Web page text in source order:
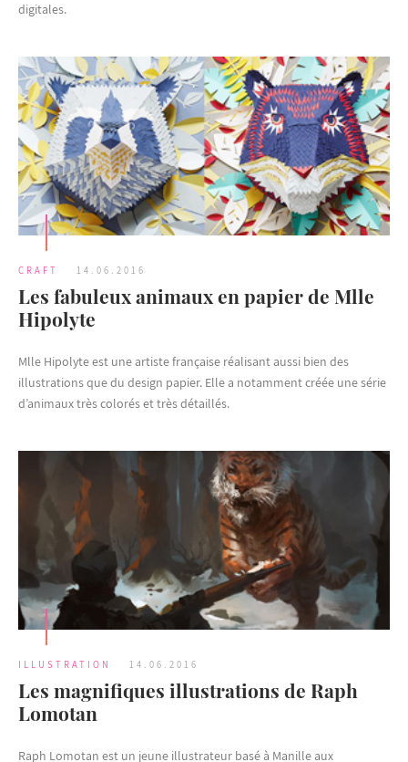
digitales.
CRAFT 14.06.2016
Les fabuleux animaux en papier de Mlle
Hipolyte
Mlle Hipolyte est une artiste française réalisant aussi bien des
illustrations que du design papier. Elle a notamment créée une série
d’animaux très colorés et très détaillés.
ILLUSTRATION 14.06.2016
Les magnifiques illustrations de Raph
Lomotan
Raph Lomotan est un jeune illustrateur basé à Manille aux